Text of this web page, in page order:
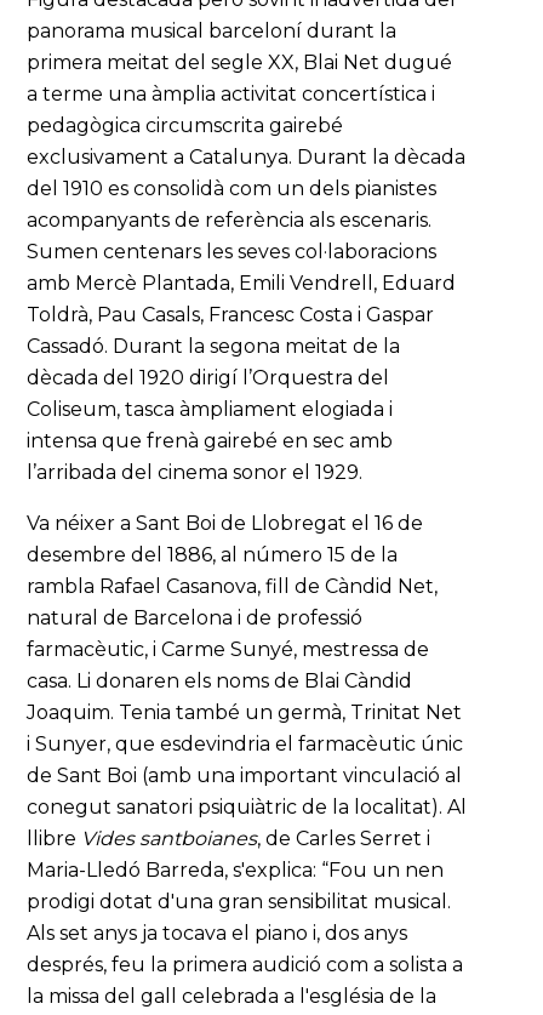
panorama musical barceloní durant la
primera meitat del segle XX, Blai Net dugué
a terme una àmplia activitat concertística i
pedagògica circumscrita gairebé
exclusivament a Catalunya. Durant la dècada
del 1910 es consolidà com un dels pianistes
acompanyants de referència als escenaris.
Sumen centenars les seves col·laboracions
amb Mercè Plantada, Emili Vendrell, Eduard
Toldrà, Pau Casals, Francesc Costa i Gaspar
Cassadó. Durant la segona meitat de la
dècada del 1920 dirigí l’Orquestra del
Coliseum, tasca àmpliament elogiada i
intensa que frenà gairebé en sec amb
l’arribada del cinema sonor el 1929.
Va néixer a Sant Boi de Llobregat el 16 de
desembre del 1886, al número 15 de la
rambla Rafael Casanova, fill de Càndid Net,
natural de Barcelona i de professió
farmacèutic, i Carme Sunyé, mestressa de
casa. Li donaren els noms de Blai Càndid
Joaquim. Tenia també un germà, Trinitat Net
i Sunyer, que esdevindria el farmacèutic únic
de Sant Boi (amb una important vinculació al
conegut sanatori psiquiàtric de la localitat). Al
llibre Vides santboianes, de Carles Serret i
Maria-Lledó Barreda, s'explica: “Fou un nen
prodigi dotat d'una gran sensibilitat musical.
Als set anys ja tocava el piano i, dos anys
després, feu la primera audició com a solista a
la missa del gall celebrada a l'església de la